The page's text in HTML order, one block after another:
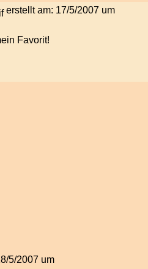
erstellt am: 17/5/2007 um
Favorit!
5/2007 um